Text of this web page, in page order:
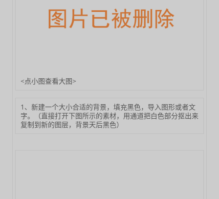
<点小图查看大图>
1、新建一个大小合适的背景，填充黑色，导入图形或者文
字。（直接打开下图所示的素材，用通道把白色部分抠出来
复制到新的图层，背景天后黑色）